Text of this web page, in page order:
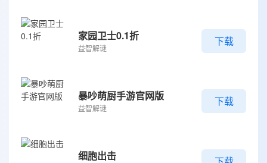
家园卫士0.1折
益智解谜
下载
暴吵萌厨手游官网版
益智解谜
下载
细胞出击